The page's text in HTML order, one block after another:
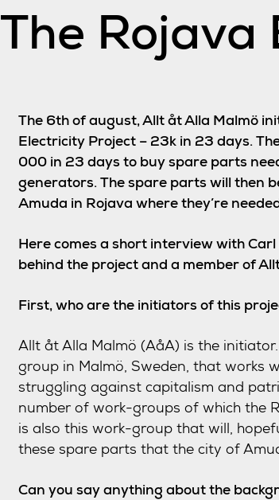
The
The 6th of august, Allt åt Alla Malmö
Electricity Project – 23k in 23 days.
000 in 23 days to buy spare parts
generators. The spare parts will then
Amuda in Rojava where they’re
Here comes a short interview with Carl
behind the project and a member of
First, who are the initiators of this
Allt åt Alla Malmö (AåA) is the
group in Malmö, Sweden, that works
struggling against capitalism and
number of work-groups of which the
is also this work-group that will,
these spare parts that the city of
Can you say anything about the